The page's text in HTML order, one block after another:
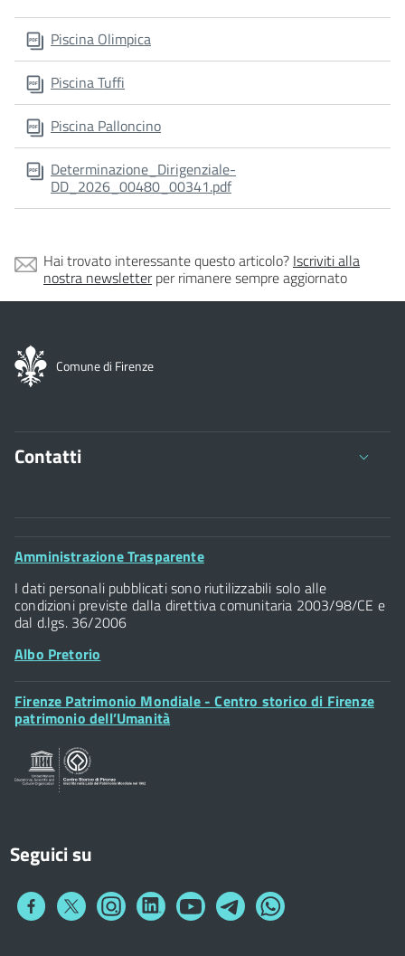
Piscina Olimpica
Piscina Tuffi
Piscina Palloncino
Determinazione_Dirigenziale-
DD_2026_00480_00341.pdf
Hai trovato interessante questo articolo? Iscriviti alla
nostra newsletterper rimanere sempre aggiornato
Comune di Firenze
Contatti
Comune di Firenze
Palazzo Vecchio
Piazza della Signoria - 50122, Firenze
P.IVA 01307110484
Posta Elettronica Certificata
Footer
Amministrazione Trasparente
I dati personali pubblicati sono riutilizzabili solo alle
condizioni previste dalla direttiva comunitaria 2003/98/CE e
dal d.lgs. 36/2006
Albo Pretorio
Footer
Widget
Firenze Patrimonio Mondiale - Centro storico di Firenze
patrimonio dell’Umanità
Seguici su
Collegamento
Collegamento
a
Collegamento
a
Collegamento
a
Collegamento
a
Collegamento
a
Collegamento
a